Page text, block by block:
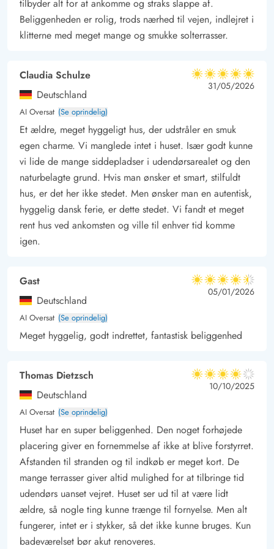
populære ferieby – som selvfølgelig også er tilgængelig i bil.
tilbyder alt for at ankomme og straks slappe af.
Beliggenheden er rolig, trods nærhed til vejen, indlejret i
klitterne med meget mange og smukke solterrasser.
Claudia Schulze
Deutschland
AI Oversat (Se oprindelig)
5 ud af 5
5 ud af 5
5 out of 5
31/05/2026
Et ældre, meget hyggeligt hus, der udstråler en smuk
egen charme. Vi manglede intet i huset. Især godt kunne
vi lide de mange siddepladser i udendørsarealet og den
naturbelagte grund. Hvis man ønsker et smart, stilfuldt
hus, er det her ikke stedet. Men ønsker man en autentisk,
hyggelig dansk ferie, er dette stedet. Vi fandt et meget
rent hus ved ankomsten og ville til enhver tid komme
igen.
Gast
Deutschland
AI Oversat (Se oprindelig)
4.5 ud af 5
4.5 ud af 5
4.5 out of 5
05/01/2026
Meget hyggelig, godt indrettet, fantastisk beliggenhed
Thomas Dietzsch
Deutschland
AI Oversat (Se oprindelig)
4 ud af 5
4 ud af 5
4 out of 5
10/10/2025
Huset har en super beliggenhed. Den noget forhøjede
placering giver en fornemmelse af ikke at blive forstyrret.
Afstanden til stranden og til indkøb er meget kort. De
mange terrasser giver altid mulighed for at tilbringe tid
udendørs uanset vejret. Huset ser ud til at være lidt
ældre, så nogle ting kunne trænge til fornyelse. Men alt
fungerer, intet er i stykker, så det ikke kunne bruges. Kun
badeværelset bør akut renoveres.